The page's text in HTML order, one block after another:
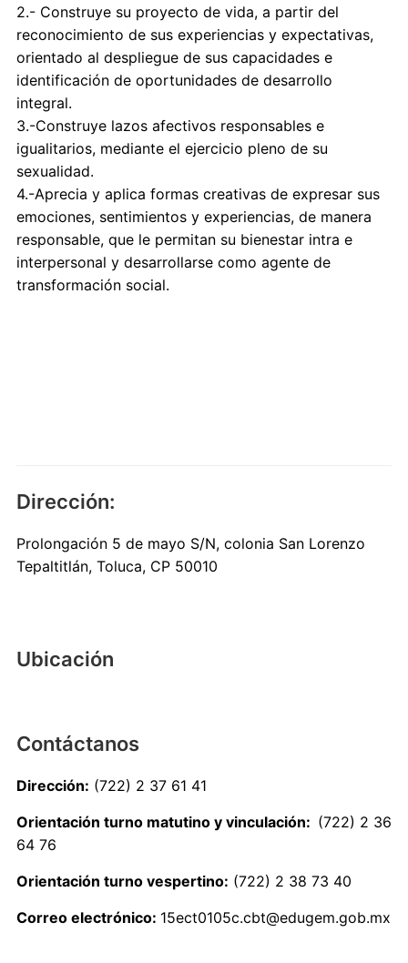
2.- Construye su proyecto de vida, a partir del
reconocimiento de sus experiencias y expectativas,
orientado al despliegue de sus capacidades e
identificación de oportunidades de desarrollo
integral.
3.-Construye lazos afectivos responsables e
igualitarios, mediante el ejercicio pleno de su
sexualidad.
4.-Aprecia y aplica formas creativas de expresar sus
emociones, sentimientos y experiencias, de manera
responsable, que le permitan su bienestar intra e
interpersonal y desarrollarse como agente de
transformación social.
Dirección:
Prolongación 5 de mayo S/N, colonia San Lorenzo
Tepaltitlán, Toluca, CP 50010
Ubicación
Contáctanos
Dirección: (722) 2 37 61 41
Orientación turno matutino y vinculación: (722) 2 36
64 76
Orientación turno vespertino: (722) 2 38 73 40
Correo electrónico: 15ect0105c.cbt@edugem.gob.mx